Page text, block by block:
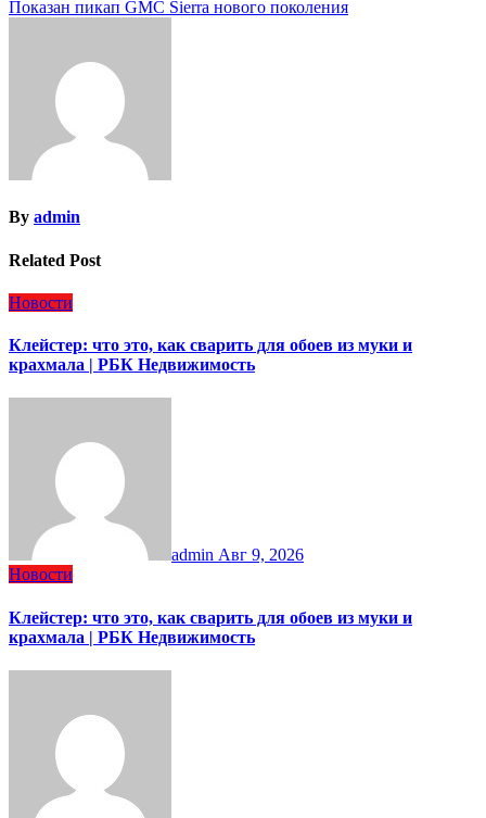
Показан пикап GMC Sierra нового поколения
By admin
Related Post
Новости
Клейстер: что это, как сварить для обоев из муки и
крахмала | РБК Недвижимость
admin Авг 9, 2026
Новости
Клейстер: что это, как сварить для обоев из муки и
крахмала | РБК Недвижимость